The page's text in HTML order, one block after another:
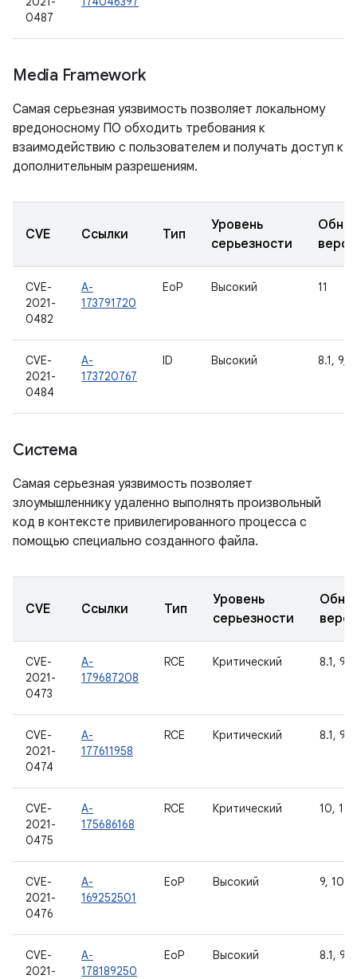
0487
Media Framework
Самая серьезная уязвимость позволяет локальному
вредоносному ПО обходить требования к
взаимодействию с пользователем и получать доступ к
дополнительным разрешениям.
CVE Ссылки Тип
Уровень
серьезности
CVE-
2021-
0482
A-
173791720
EoP Высокий 11
CVE-
2021-
0484
A-
173720767
ID Высокий 8.1, 9,
Система
Самая серьезная уязвимость позволяет
злоумышленнику удаленно выполнять произвольный
код в контексте привилегированного процесса с
помощью специально созданного файла.
CVE Ссылки Тип
Уровень
серьезности
CVE-
2021-
0473
A-
179687208
RCE Критический 8.1, 9,
CVE-
2021-
0474
A-
177611958
RCE Критический 8.1, 9,
CVE-
2021-
0475
A-
175686168
RCE Критический 10, 11
CVE-
2021-
0476
A-
169252501
EoP Высокий 9, 10,
CVE-
2021-
A-
178189250
EoP Высокий 8.1, 9,